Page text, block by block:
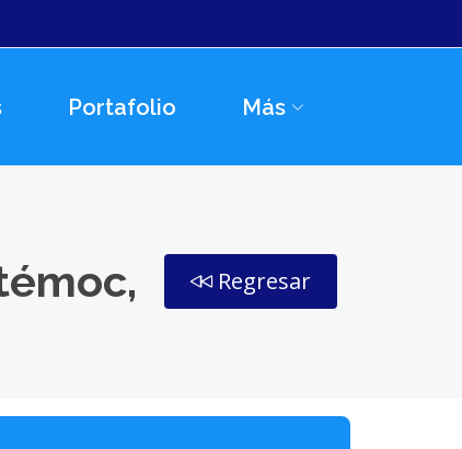
Portafolio Más
Regresar